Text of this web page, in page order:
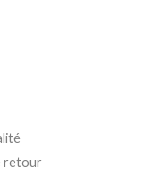
retour